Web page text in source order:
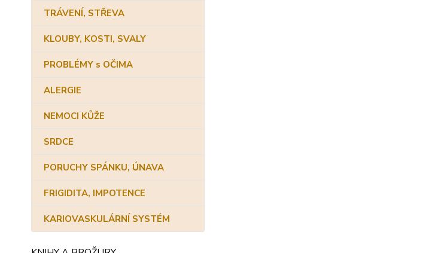
TRÁVENÍ, STŘEVA
KLOUBY, KOSTI, SVALY
PROBLÉMY s OČIMA
ALERGIE
NEMOCI KŮŽE
SRDCE
PORUCHY SPÁNKU, ÚNAVA
FRIGIDITA, IMPOTENCE
KARIOVASKULÁRNÍ SYSTÉM